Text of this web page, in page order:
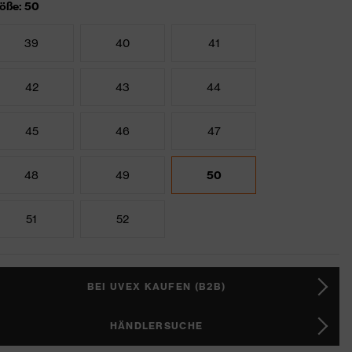
50
39 40 41
42 43 44
45 46 47
48 49 50
51 52
BEI UVEX KAUFEN (B2B)
HÄNDLERSUCHE